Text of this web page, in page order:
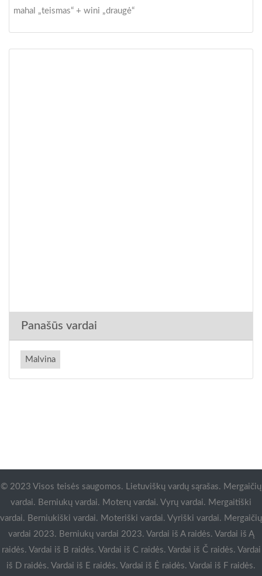
mahal „teismas“ + wini „draugė“
Panašūs vardai
Malvina
© 2023 Visos teisės saugomos. Lietuviškų vardų sąrašas. Mergaičių
vardai. Berniukų vardai. Moterų vardai. Vyrų vardai. Mergaitiški
vardai. Berniukiški vardai. Moteriški vardai. Vyriški vardai. Mergaičių
vardai 2023. Berniukų vardai 2023. Vardai iš A raidės. Vardai iš Ą
raidės. Vardai iš B raidės. Vardai iš C raidės. Vardai iš Č raidės. Vardai
iš D raidės. Vardai iš E raidės. Vardai iš Ė raidės. Vardai iš F raidės.